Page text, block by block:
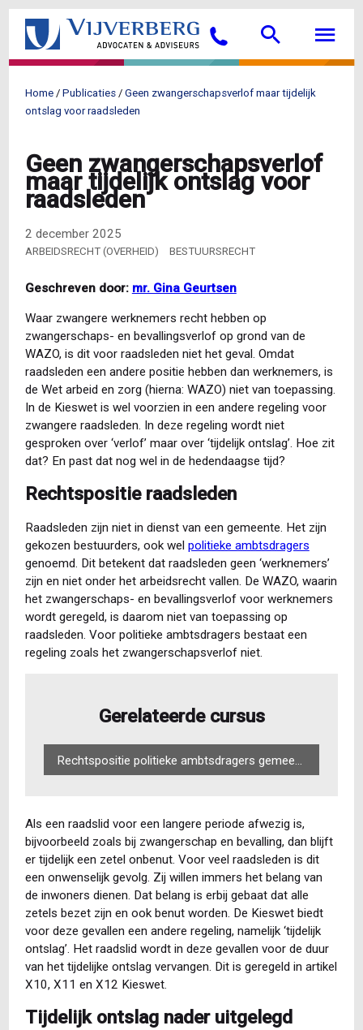
Overslaan
de
gaan
Bellen Search
Kruimelpad
Home Publicaties
Geen zwangerschapsverlof maar tijdelijk
ontslag voor raadsleden
Geen zwangerschapsverlof
maar tijdelijk ontslag voor
raadsleden
2 december 2025
ARBEIDSRECHT (OVERHEID) BESTUURSRECHT
Geschreven door: mr. Gina Geurtsen
Waar zwangere werknemers recht hebben op
zwangerschaps- en bevallingsverlof op grond van de
WAZO, is dit voor raadsleden niet het geval. Omdat
raadsleden een andere positie hebben dan werknemers, is
de Wet arbeid en zorg (hierna: WAZO) niet van toepassing.
In de Kieswet is wel voorzien in een andere regeling voor
zwangere raadsleden. In deze regeling wordt niet
gesproken over ‘verlof’ maar over ‘tijdelijk ontslag’. Hoe zit
dat? En past dat nog wel in de hedendaagse tijd?
Rechtspositie raadsleden
Raadsleden zijn niet in dienst van een gemeente. Het zijn
gekozen bestuurders, ook wel politieke ambtsdragers
genoemd. Dit betekent dat raadsleden geen ‘werknemers’
zijn en niet onder het arbeidsrecht vallen. De WAZO, waarin
het zwangerschaps- en bevallingsverlof voor werknemers
wordt geregeld, is daarom niet van toepassing op
raadsleden. Voor politieke ambtsdragers bestaat een
regeling zoals het zwangerschapsverlof niet.
Gerelateerde cursus
Rechtspositie politieke ambtsdragers gemeente
Als een raadslid voor een langere periode afwezig is,
bijvoorbeeld zoals bij zwangerschap en bevalling, dan blijft
er tijdelijk een zetel onbenut. Voor veel raadsleden is dit
een onwenselijk gevolg. Zij willen immers het belang van
de inwoners dienen. Dat belang is erbij gebaat dat alle
zetels bezet zijn en ook benut worden. De Kieswet biedt
voor deze gevallen een andere regeling, namelijk ‘tijdelijk
ontslag’. Het raadslid wordt in deze gevallen voor de duur
van het tijdelijke ontslag vervangen. Dit is geregeld in artikel
X10, X11 en X12 Kieswet.
Tijdelijk ontslag nader uitgelegd